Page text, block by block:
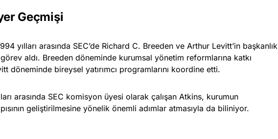
Geçmişi
yılları arasında SEC’de Richard C. Breeden ve Arthur Levitt’in başkanlık
aldı. Breeden döneminde kurumsal yönetim reformlarına katkı
döneminde bireysel yatırımcı programlarını koordine etti.
arasında SEC komisyon üyesi olarak çalışan Atkins, kurumun
geliştirilmesine yönelik önemli adımlar atmasıyla da biliniyor.